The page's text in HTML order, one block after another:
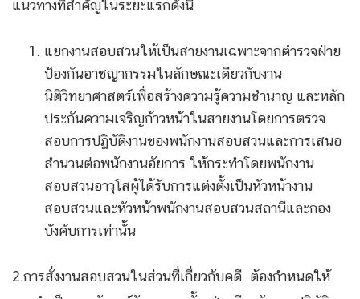
แนวทางที่สำคัญในระยะแรกดังนี้
แยกงานสอบสวนให้เป็นสายงานเฉพาะจากตำรวจฝ่าย
ป้องกันอาชญากรรมในลักษณะเดียวกับงาน
นิติวิทยาศาสตร์เพื่อสร้างความรู้ความชำนาญ และหลัก
ประกันความเจริญก้าวหน้าในสายงานโดยการตรวจ
สอบการปฏิบัติงานของพนักงานสอบสวนและการเสนอ
สำนวนต่อพนักงานอัยการ ให้กระทำโดยพนักงาน
สอบสวนอาวุโสผู้ได้รับการแต่งตั้งเป็นหัวหน้างาน
สอบสวนและหัวหน้าพนักงานสอบสวนสถานีและกอง
บังคับการเท่านั้น
2.การสั่งงานสอบสวนในส่วนที่เกี่ยวกับคดี ต้องกำหนดให้